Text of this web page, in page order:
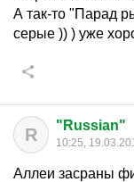
А так-то "Парад
серые )) ) уже
R "Russian"
10:25,
Аллеи засраны